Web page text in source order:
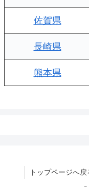
佐賀県
長崎県
熊本県
トップページへ戻